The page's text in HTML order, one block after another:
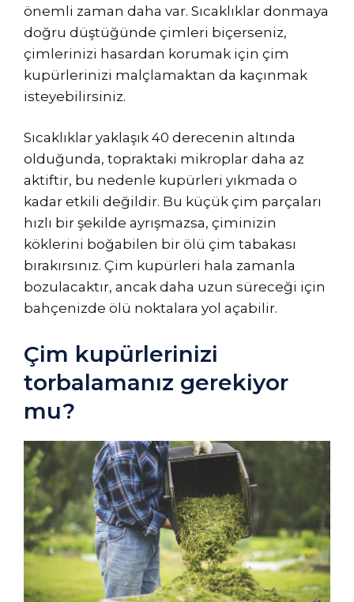
önemli zaman daha var. Sıcaklıklar donmaya
doğru düştüğünde çimleri biçerseniz,
çimlerinizi hasardan korumak için çim
kupürlerinizi malçlamaktan da kaçınmak
isteyebilirsiniz.
Sıcaklıklar yaklaşık 40 derecenin altında
olduğunda, topraktaki mikroplar daha az
aktiftir, bu nedenle kupürleri yıkmada o
kadar etkili değildir. Bu küçük çim parçaları
hızlı bir şekilde ayrışmazsa, çiminizin
köklerini boğabilen bir ölü çim tabakası
bırakırsınız. Çim kupürleri hala zamanla
bozulacaktır, ancak daha uzun süreceği için
bahçenizde ölü noktalara yol açabilir.
Çim kupürlerinizi
torbalamanız gerekiyor
mu?